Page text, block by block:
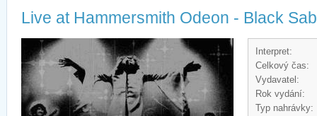
Live at Hammersmith Odeon - Black
Interpret:
Celkový čas:
Vydavatel:
Rok vydání:
Typ nahrávky: